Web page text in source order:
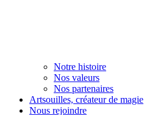
Notre histoire
Nos valeurs
Nos partenaires
Artsouilles, créateur de magie
Nous rejoindre